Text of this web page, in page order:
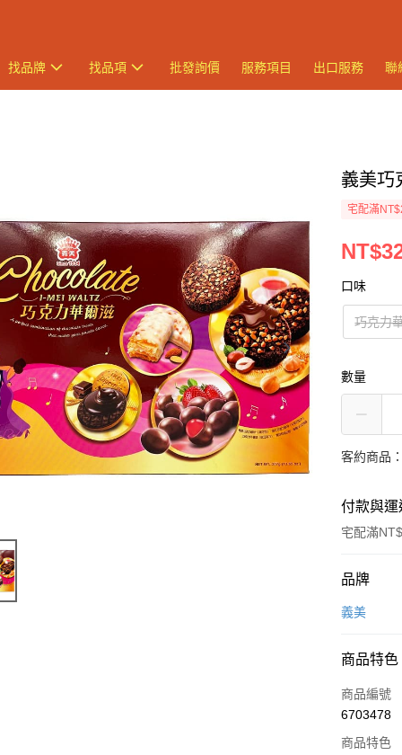
找品牌 找品項 批發詢價 服務項目 出口服務 聯
義美巧
宅配滿
口味
巧克力
數量
客約商品
付款與運
宅配滿
付款方式
信用卡一次
街口支付
AFTEE先
品牌
義美
商品特色
商品編號
6703478
商品特色